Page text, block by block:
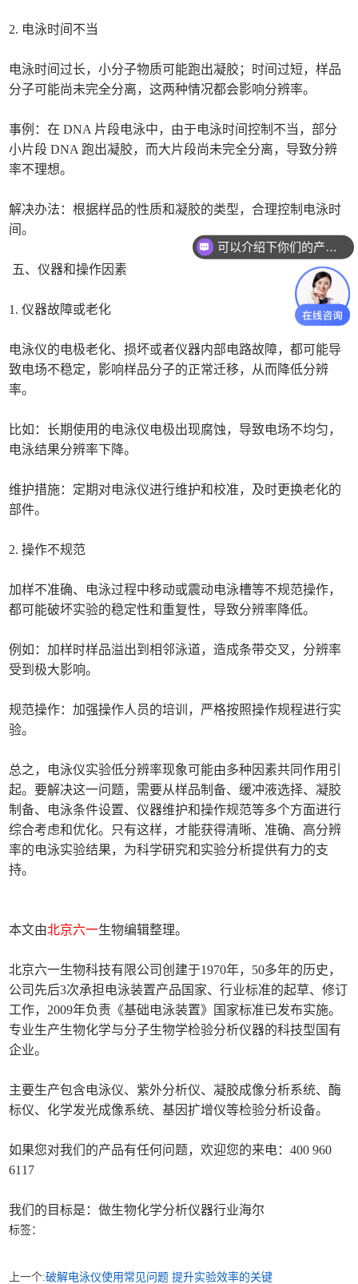
2. 电泳时间不当
电泳时间过长，小分子物质可能跑出凝胶；时间过短，样品
分子可能尚未完全分离，这两种情况都会影响分辨率。
事例：在 DNA 片段电泳中，由于电泳时间控制不当，部分
小片段 DNA 跑出凝胶，而大片段尚未完全分离，导致分辨
率不理想。
解决办法：根据样品的性质和凝胶的类型，合理控制电泳时
间。
五、仪器和操作因素
1. 仪器故障或老化
电泳仪的电极老化、损坏或者仪器内部电路故障，都可能导
致电场不稳定，影响样品分子的正常迁移，从而降低分辨
率。
比如：长期使用的电泳仪电极出现腐蚀，导致电场不均匀，
电泳结果分辨率下降。
维护措施：定期对电泳仪进行维护和校准，及时更换老化的
部件。
2. 操作不规范
加样不准确、电泳过程中移动或震动电泳槽等不规范操作，
都可能破坏实验的稳定性和重复性，导致分辨率降低。
例如：加样时样品溢出到相邻泳道，造成条带交叉，分辨率
受到极大影响。
规范操作：加强操作人员的培训，严格按照操作规程进行实
验。
总之，电泳仪实验低分辨率现象可能由多种因素共同作用引
起。要解决这一问题，需要从样品制备、缓冲液选择、凝胶
制备、电泳条件设置、仪器维护和操作规范等多个方面进行
综合考虑和优化。只有这样，才能获得清晰、准确、高分辨
率的电泳实验结果，为科学研究和实验分析提供有力的支
持。
本文由北京六一生物编辑整理。
北京六一生物科技有限公司创建于1970年，50多年的历史，
公司先后3次承担电泳装置产品国家、行业标准的起草、修订
工作，2009年负责《基础电泳装置》国家标准已发布实施。
专业生产生物化学与分子生物学检验分析仪器的科技型国有
企业。
主要生产包含电泳仪、紫外分析仪、凝胶成像分析系统、酶
标仪、化学发光成像系统、基因扩增仪等检验分析设备。
如果您对我们的产品有任何问题，欢迎您的来电：400 960
6117
我们的目标是：做生物化学分析仪器行业海尔
标签：
上一个:破解电泳仪使用常见问题 提升实验效率的关键
可以介绍下你们的产品么
你们是怎么收费的呢